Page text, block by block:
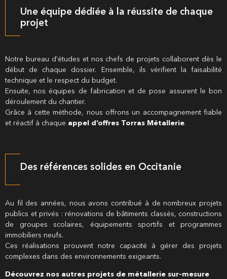
Une équipe dédiée à la réussite de chaque
projet
Notre bureau d’études et nos chefs de projets collaborent dès le
début de chaque dossier. Ensemble, ils vérifient la faisabilité
technique et le respect du budget.
Ensuite, nos équipes de fabrication et de pose assurent le bon
déroulement du chantier.
Grâce à cette méthode, nous offrons un accompagnement fiable
et réactif à chaque appel d’offres Torras Métallerie.
Des références solides en Occitanie
Au fil des années, nous avons contribué à de nombreux projets
publics et privés : rénovations de bâtiments classés, constructions
de groupes scolaires, équipements sportifs et programmes
immobiliers neufs.
Ces réalisations prouvent notre capacité à gérer des projets
complexes dans des environnements exigeants.
Découvrez nos autres projets de métallerie sur-mesure